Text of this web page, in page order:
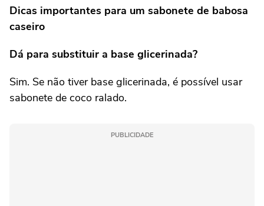
Dicas importantes para um sabonete de babosa
caseiro
Dá para substituir a base glicerinada?
Sim. Se não tiver base glicerinada, é possível usar
sabonete de coco ralado.
PUBLICIDADE